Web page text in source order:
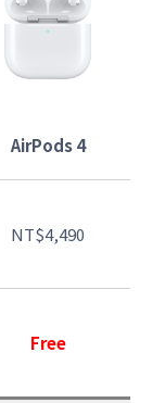
AirPods 4
NT$4,490
Free